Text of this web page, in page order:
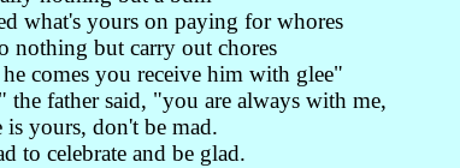
what's yours on paying for whores
nothing but carry out chores
comes you receive him with glee"
the father said, "you are always with me,
yours, don't be mad.
to celebrate and be glad.